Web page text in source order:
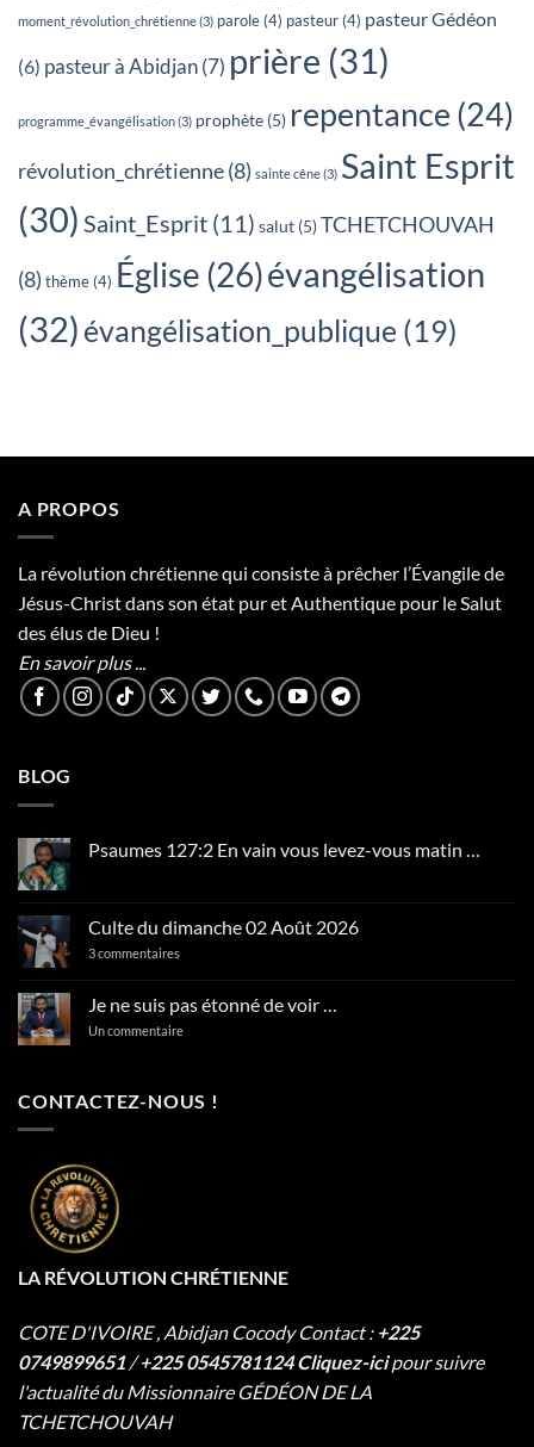
moment_révolution_chrétienne(3) parole (4) pasteur (4) pasteur Gédéon
(6) pasteur à Abidjan(7) prière (31)
programme_évangélisation(3) prophète (5) repentance (24)
révolution_chrétienne(8) sainte cêne(3) Saint Esprit
(30) Saint_Esprit (11) salut (5)TCHETCHOUVAH
(8) thème (4) Église (26)évangélisation
(32) évangélisation_publique (19)
A PROPOS
La révolution chrétienne qui consiste à prêcher l’Évangile de
Jésus-Christ dans son état pur et Authentique pour le Salut
des élus de Dieu !
En savoir plus ...
BLOG
Psaumes 127:2 En vain vous levez-vous matin …
Psaumes
127:2
En
levez-
vous
matin
Culte du dimanche 02 Août 2026
3 commentairessur
dimanche
02
Août
Je ne suis pas étonné de voir …
Un commentairesur
étonné
CONTACTEZ-NOUS !
LA RÉVOLUTION CHRÉTIENNE
COTE D'IVOIRE , Abidjan CocodyContact : +225
0749899651/+225 0545781124 Cliquez-ici pour suivre
l'actualité du Missionnaire GÉDÉON DE LA
TCHETCHOUVAH